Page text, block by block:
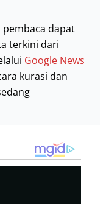
dapat
terkini dari
Google News
kurasi dan